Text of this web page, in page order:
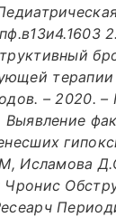
– 2020.
Исламова